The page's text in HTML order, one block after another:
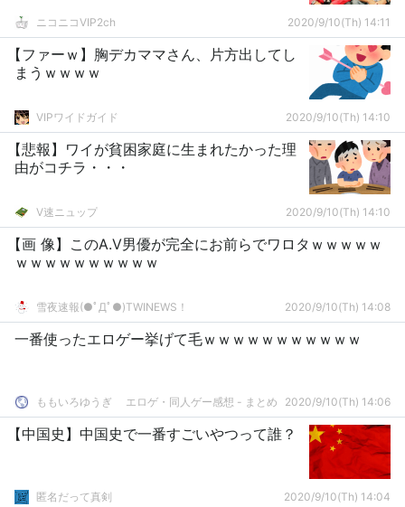
ニコニコVIP2ch 2020/9/10(Th) 14:11
【ファーｗ】胸デカママさん、片方出してし
まうｗｗｗｗ
VIPワイドガイド 2020/9/10(Th) 14:10
【悲報】ワイが貧困家庭に生まれたかった理
由がコチラ・・・
V速ニュップ 2020/9/10(Th) 14:10
【画 像】このA.V男優が完全にお前らでワロタｗｗｗｗｗ
ｗｗｗｗｗｗｗｗｗｗ
雪夜速報(●ﾟДﾟ●)TWINEWS！ 2020/9/10(Th) 14:08
一番使ったエロゲー挙げて毛ｗｗｗｗｗｗｗｗｗｗｗ
ももいろゆうぎ エロゲ・同人ゲー感想 - まとめ 2020/9/10(Th) 14:06
【中国史】中国史で一番すごいやつって誰？
匿名だって真剣 2020/9/10(Th) 14:04